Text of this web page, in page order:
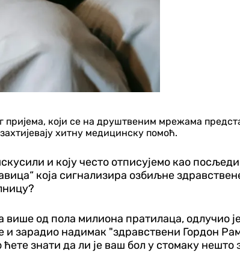
који се на друштвеним мрежама
хитну медицинску помоћ.
и коју често отписујемо као
која сигнализира озбиљне
од пола милиона пратилаца, одлучио
зарадио надимак "здравствени Гордон
знати да ли је ваш бол у стомаку нешто